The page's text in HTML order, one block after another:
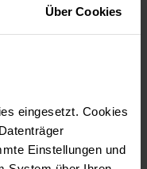
Über Cookies
eingesetzt. Cookies
Einstellungen und